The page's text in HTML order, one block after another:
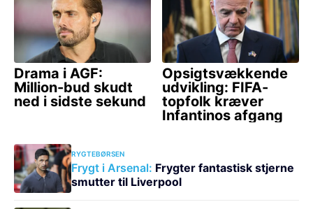
RYGTEBØRSEN
Frygt i Arsenal: Frygter fantastisk stjerne
smutter til Liverpool